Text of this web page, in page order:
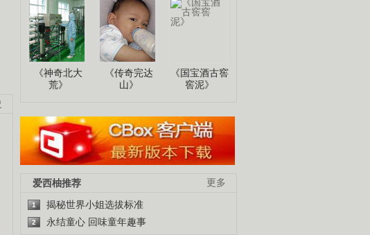
《神奇北大
荒》
《传奇完达
山》
《国宝酒古窖
窖泥》
更多
爱西柚推荐
1 揭秘世界小姐选拔标准
2 永结童心 回味童年趣事